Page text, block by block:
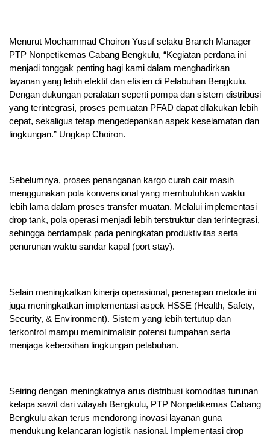
Menurut Mochammad Choiron Yusuf selaku Branch Manager
PTP Nonpetikemas Cabang Bengkulu, “Kegiatan perdana ini
menjadi tonggak penting bagi kami dalam menghadirkan
layanan yang lebih efektif dan efisien di Pelabuhan Bengkulu.
Dengan dukungan peralatan seperti pompa dan sistem distribusi
yang terintegrasi, proses pemuatan PFAD dapat dilakukan lebih
cepat, sekaligus tetap mengedepankan aspek keselamatan dan
lingkungan.” Ungkap Choiron.
Sebelumnya, proses penanganan kargo curah cair masih
menggunakan pola konvensional yang membutuhkan waktu
lebih lama dalam proses transfer muatan. Melalui implementasi
drop tank, pola operasi menjadi lebih terstruktur dan terintegrasi,
sehingga berdampak pada peningkatan produktivitas serta
penurunan waktu sandar kapal (port stay).
Selain meningkatkan kinerja operasional, penerapan metode ini
juga meningkatkan implementasi aspek HSSE (Health, Safety,
Security, & Environment). Sistem yang lebih tertutup dan
terkontrol mampu meminimalisir potensi tumpahan serta
menjaga kebersihan lingkungan pelabuhan.
Seiring dengan meningkatnya arus distribusi komoditas turunan
kelapa sawit dari wilayah Bengkulu, PTP Nonpetikemas Cabang
Bengkulu akan terus mendorong inovasi layanan guna
mendukung kelancaran logistik nasional. Implementasi drop